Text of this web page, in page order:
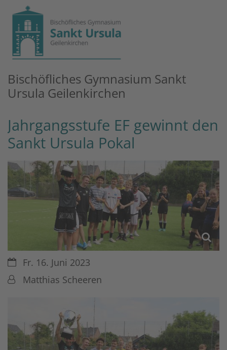
Zum Inhalt springen
Bischöfliches Gymnasium Sankt
Ursula Geilenkirchen
Jahrgangsstufe EF gewinnt den
Sankt Ursula Pokal
Datum:Fr. 16. Juni 2023
Von:Matthias Scheeren